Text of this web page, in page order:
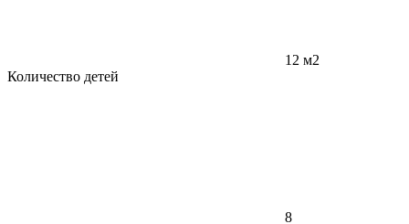
12 м2
Количество детей
8